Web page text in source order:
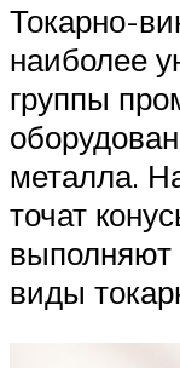
Токарно-
наиболее
группы
металла.
точат
виды